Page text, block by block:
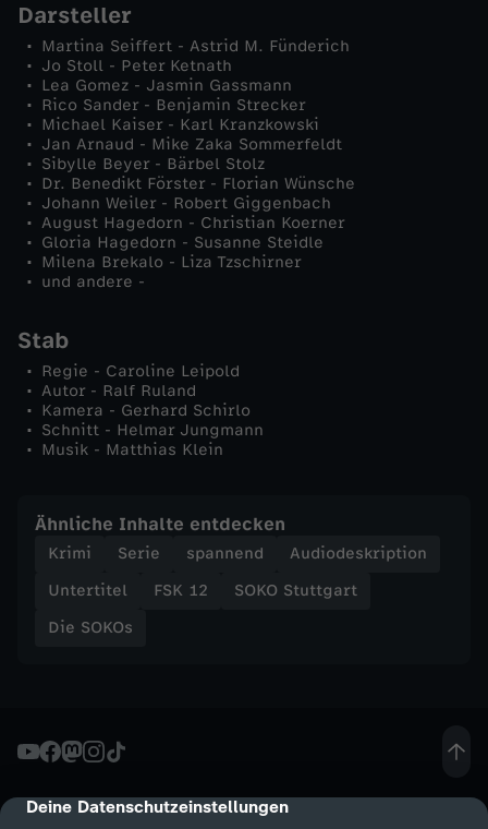
cmp-dialog-description
Deine Datenschutzeinstellungen
e
n
Darsteller
Martina Seiffert - Astrid M. Fünderich
Jo Stoll - Peter Ketnath
Lea Gomez - Jasmin Gassmann
Rico Sander - Benjamin Strecker
Michael Kaiser - Karl Kranzkowski
Jan Arnaud - Mike Zaka Sommerfeldt
Sibylle Beyer - Bärbel Stolz
Dr. Benedikt Förster - Florian Wünsche
Johann Weiler - Robert Giggenbach
August Hagedorn - Christian Koerner
Gloria Hagedorn - Susanne Steidle
Milena Brekalo - Liza Tzschirner
und andere -
Stab
Regie - Caroline Leipold
Autor - Ralf Ruland
Kamera - Gerhard Schirlo
Schnitt - Helmar Jungmann
Musik - Matthias Klein
Ähnliche Inhalte entdecken
Krimi Serie spannend
Audiodeskription
Untertitel
FSK 12
SOKO Stuttgart
Die SOKOs